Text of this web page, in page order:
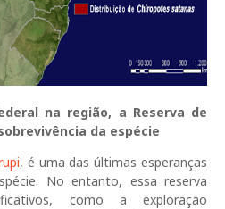
na região, a Reserva de
da espécie
, é uma das últimas esperanças
No entanto, essa reserva
como a exploração